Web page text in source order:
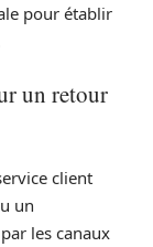
pour établir
un retour
client
un
les canaux